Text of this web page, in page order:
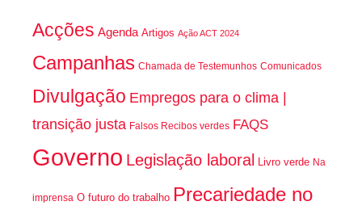
Acções Agenda Artigos Ação ACT 2024
Campanhas Chamada de Testemunhos Comunicados
Divulgação Empregos para o clima |
transição justa Falsos Recibos verdes FAQS
Governo Legislação laboral Livro verde Na
imprensa O futuro do trabalho Precariedade no